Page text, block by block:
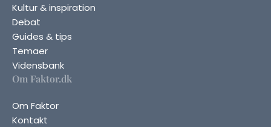
Kultur & inspiration
Debat
Guides & tips
Temaer
Vidensbank
Om Faktor.dk
Om Faktor
Kontakt